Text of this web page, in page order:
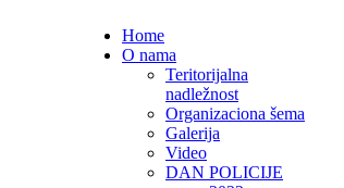
Home
O nama
Teritorijalna
nadležnost
Organizaciona šema
Galerija
Video
DAN POLICIJE